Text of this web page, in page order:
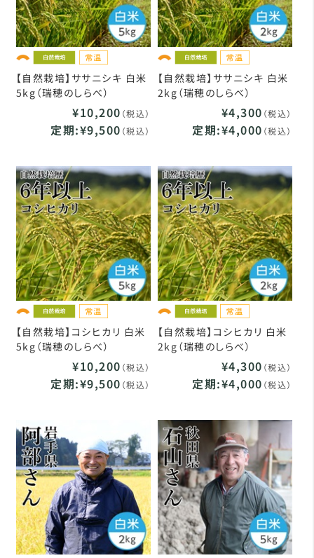
【自然栽培】ササニシキ 白米
5kg（瑞穂のしらべ）
¥10,200 （税込）
定期:¥9,500 （税込）
【自然栽培】ササニシキ 白米
2kg（瑞穂のしらべ）
¥4,300 （税込）
定期:¥4,000 （税込）
【自然栽培】コシヒカリ 白米
5kg（瑞穂のしらべ）
¥10,200 （税込）
定期:¥9,500 （税込）
【自然栽培】コシヒカリ 白米
2kg（瑞穂のしらべ）
¥4,300 （税込）
定期:¥4,000 （税込）